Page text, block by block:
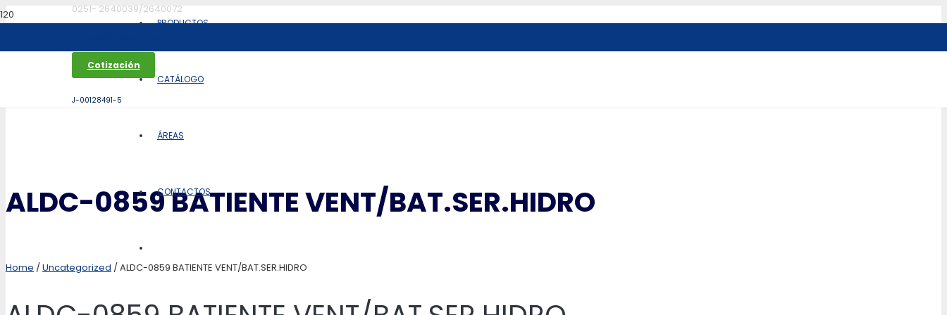
0251- 2640039/2640072
Cotización
J-00128491-5
PRODUCTOS
CATÁLOGO
ÁREAS
CONTACTOS
ALDC-0859 BATIENTE VENT/BAT.SER.HIDRO
Home / Uncategorized / ALDC-0859 BATIENTE VENT/BAT.SER.HIDRO